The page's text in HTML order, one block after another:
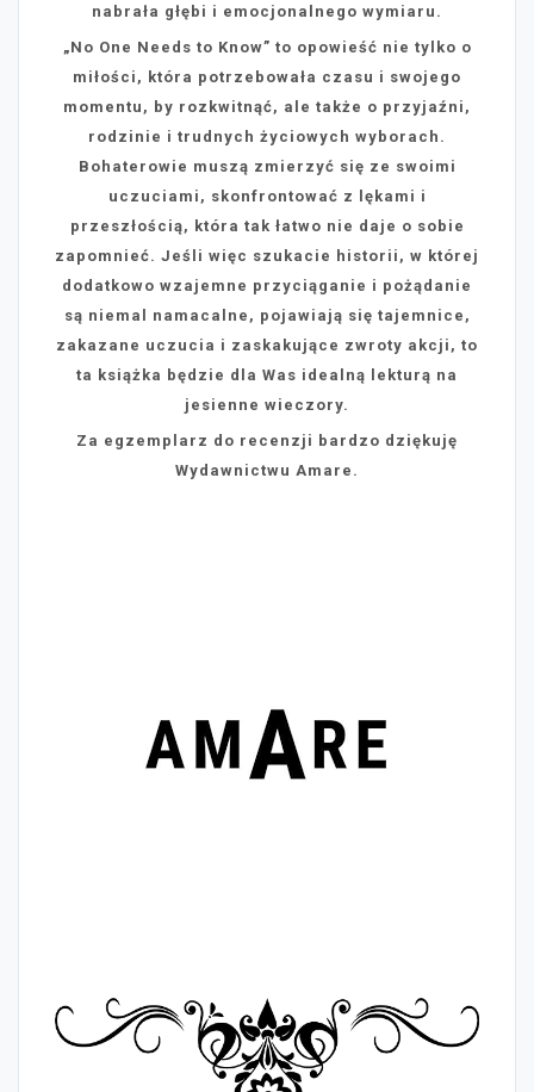
nabrała głębi i emocjonalnego wymiaru.
„No One Needs to Know” to opowieść nie tylko o
miłości, która potrzebowała czasu i swojego
momentu, by rozkwitnąć, ale także o przyjaźni,
rodzinie i trudnych życiowych wyborach.
Bohaterowie muszą zmierzyć się ze swoimi
uczuciami, skonfrontować z lękami i
przeszłością, która tak łatwo nie daje o sobie
zapomnieć. Jeśli więc szukacie historii, w której
dodatkowo wzajemne przyciąganie i pożądanie
są niemal namacalne, pojawiają się tajemnice,
zakazane uczucia i zaskakujące zwroty akcji, to
ta książka będzie dla Was idealną lekturą na
jesienne wieczory.
Za egzemplarz do recenzji bardzo dziękuję
Wydawnictwu Amare.